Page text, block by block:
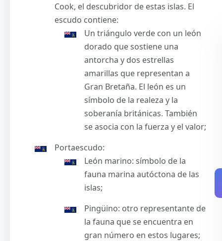
Cook, el descubridor de estas islas. El
escudo contiene:
Un triángulo verde con un león
dorado que sostiene una
antorcha y dos estrellas
amarillas que representan a
Gran Bretaña. El león es un
símbolo de la realeza y la
soberanía británicas. También
se asocia con la fuerza y el valor;
Portaescudo:
León marino: símbolo de la
fauna marina autóctona de las
islas;
Pingüino: otro representante de
la fauna que se encuentra en
gran número en estos lugares;